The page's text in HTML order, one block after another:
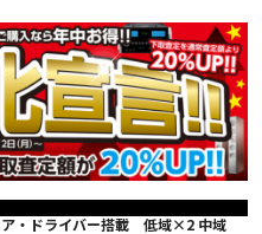
ア・ドライバー搭載 低域×2 中域